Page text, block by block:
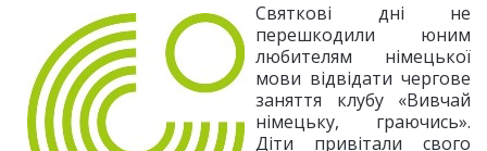
Святкові дні не
перешкодили юним
любителям німецької
мови відвідати чергове
заняття клубу «Вивчай
німецьку, граючись».
Діти привітали свого